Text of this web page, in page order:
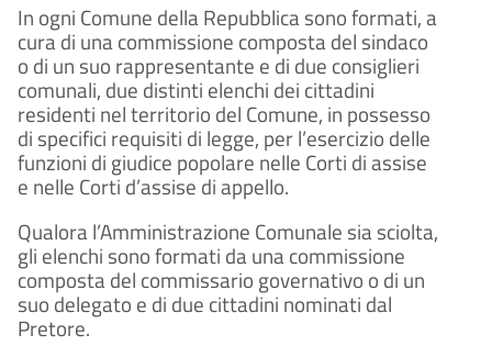
In ogni Comune della Repubblica sono formati, a
cura di una commissione composta del sindaco
o di un suo rappresentante e di due consiglieri
comunali, due distinti elenchi dei cittadini
residenti nel territorio del Comune, in possesso
di specifici requisiti di legge, per l’esercizio delle
funzioni di giudice popolare nelle Corti di assise
e nelle Corti d’assise di appello.
Qualora l’Amministrazione Comunale sia sciolta,
gli elenchi sono formati da una commissione
composta del commissario governativo o di un
suo delegato e di due cittadini nominati dal
Pretore.